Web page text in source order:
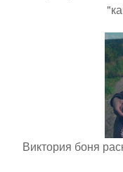
Виктория боня